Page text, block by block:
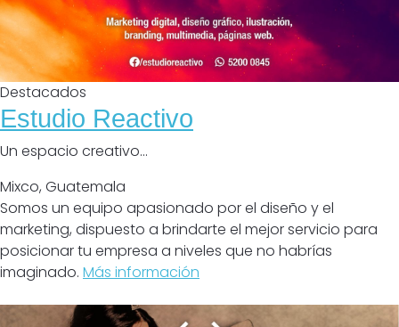
Destacados
Estudio Reactivo
Un espacio creativo...
Mixco, Guatemala
Somos un equipo apasionado por el diseño y el
marketing, dispuesto a brindarte el mejor servicio para
posicionar tu empresa a niveles que no habrías
imaginado. Más información